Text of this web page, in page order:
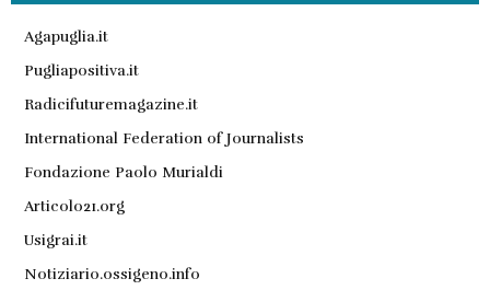
Agapuglia.it
Pugliapositiva.it
Radicifuturemagazine.it
International Federation of Journalists
Fondazione Paolo Murialdi
Articolo21.org
Usigrai.it
Notiziario.ossigeno.info